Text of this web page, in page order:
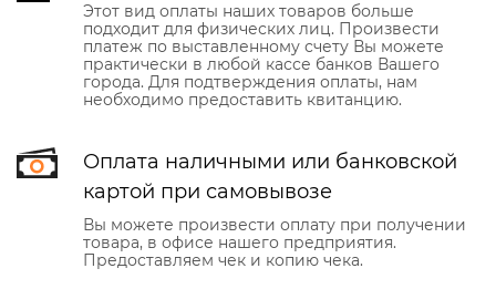
Этот вид оплаты наших товаров больше
подходит для физических лиц. Произвести
платеж по выставленному счету Вы можете
практически в любой кассе банков Вашего
города. Для подтверждения оплаты, нам
необходимо предоставить квитанцию.
Оплата наличными или банковской
картой при самовывозе
Вы можете произвести оплату при получении
товара, в офисе нашего предприятия.
Предоставляем чек и копию чека.